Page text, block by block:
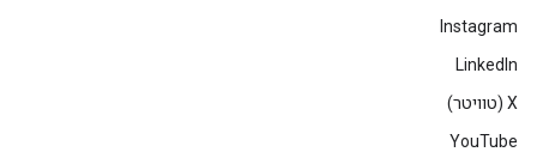
Instagram
LinkedIn
‫X (טוויטר)
YouTube